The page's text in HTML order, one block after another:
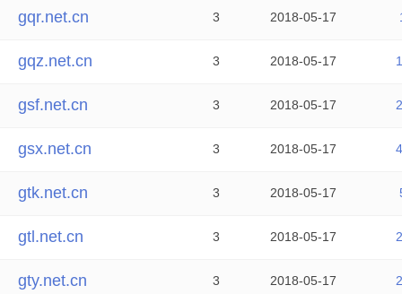
gqr.net.cn 3 2018-05-17
gqz.net.cn 3 2018-05-17
gsf.net.cn 3 2018-05-17
gsx.net.cn 3 2018-05-17
gtk.net.cn 3 2018-05-17
gtl.net.cn 3 2018-05-17
gty.net.cn 3 2018-05-17